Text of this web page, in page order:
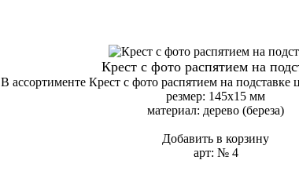
Крест с фото распятием на
В ассортименте Крест с фото распятием на подставке
резмер: 145х15 мм
материал: дерево (береза)
Добавить в корзину
арт: № 4